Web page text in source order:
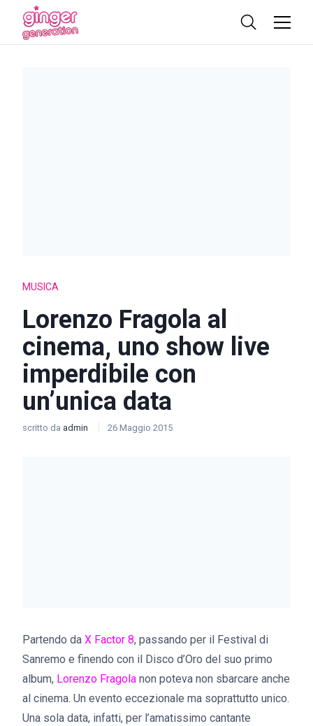
MUSICA
Lorenzo Fragola al
cinema, uno show live
imperdibile con
un’unica data
scritto da admin 26 Maggio 2015
Partendo da X Factor 8, passando per il Festival di
Sanremo e finendo con il Disco d’Oro del suo primo
album, Lorenzo Fragola non poteva non sbarcare anche
al cinema. Un evento eccezionale ma soprattutto unico.
Una sola data, infatti, per l’amatissimo cantante